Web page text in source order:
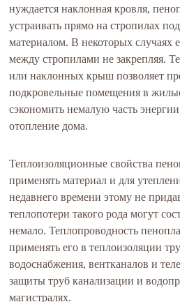
нуждается наклонная кровля,
устраивать прямо на стропилах
материалом. В некоторых случаях
между стропилами не закрепляя.
или наклонных крыш позволяет
подкровельные помещения в
сэкономить немалую часть
отопление дома.
Теплоизоляционные свойства
применять материал и для
недавнего времени этому не
теплопотери такого рода могут
немало. Теплопроводность
применять его в теплоизоляции
водоснабжения, вентканалов и
защиты труб канализации и
магистралях.